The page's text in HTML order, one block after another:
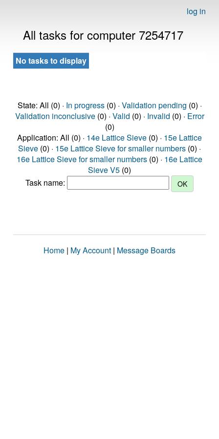
log in
All tasks for computer 7254717
No tasks to display
State: All (0) · In progress(0) · Validation pending (0) ·
Validation inconclusive(0) · Valid (0) · Invalid (0) · Error
(0)
Application: All (0) · 14e Lattice Sieve (0) · 15e Lattice
Sieve (0) · 15e Lattice Sieve for smaller numbers (0) ·
16e Lattice Sieve for smaller numbers (0) · 16e Lattice
Sieve V5 (0)
Task name:
Home | My Account | Message Boards